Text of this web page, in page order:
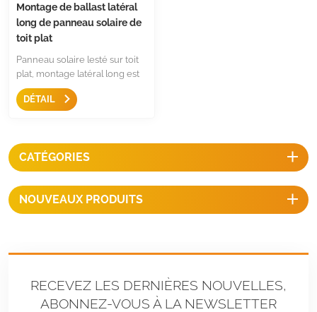
Montage de ballast latéral
long de panneau solaire de
toit plat
Panneau solaire lesté sur toit
plat, montage latéral long est
la solution idéale pour monter
un grand panneau solaire sur
de montage simple, facile et
solide pour un grand
panneau.
DÉTAIL
CATÉGORIES
NOUVEAUX PRODUITS
RECEVEZ LES DERNIÈRES NOUVELLES,
ABONNEZ-VOUS À LA NEWSLETTER